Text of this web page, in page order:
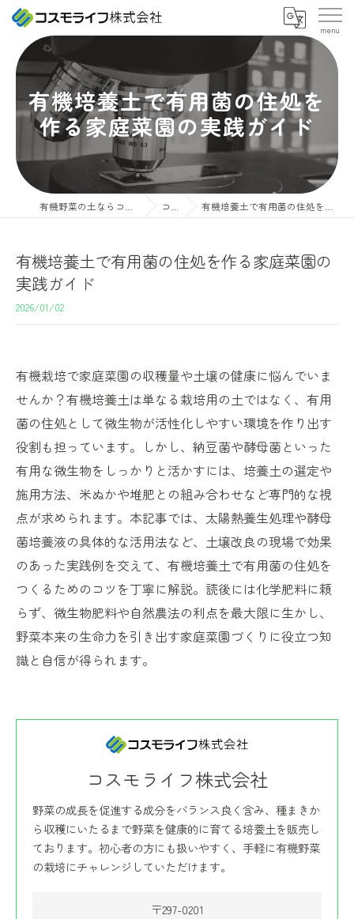
有機培養土で有用菌の住処を
作る家庭菜園の実践ガイド
コラム 有機培養土で有用菌の住処を作る家庭菜園の実践ガイド
有機培養土で有用菌の住処を作る家庭菜園の
実践ガイド
2026/01/02
有機栽培で家庭菜園の収穫量や土壌の健康に悩んでいま
せんか？有機培養土は単なる栽培用の土ではなく、有用
菌の住処として微生物が活性化しやすい環境を作り出す
役割も担っています。しかし、納豆菌や酵母菌といった
有用な微生物をしっかりと活かすには、培養土の選定や
施用方法、米ぬかや堆肥との組み合わせなど専門的な視
点が求められます。本記事では、太陽熱養生処理や酵母
菌培養液の具体的な活用法など、土壌改良の現場で効果
のあった実践例を交えて、有機培養土で有用菌の住処を
つくるためのコツを丁寧に解説。読後には化学肥料に頼
らず、微生物肥料や自然農法の利点を最大限に生かし、
野菜本来の生命力を引き出す家庭菜園づくりに役立つ知
識と自信が得られます。
コスモライフ株式会社
野菜の成長を促進する成分をバランス良く含み、種まきか
ら収穫にいたるまで野菜を健康的に育てる培養土を販売し
ております。初心者の方にも扱いやすく、手軽に有機野菜
の栽培にチャレンジしていただけます。
〒297-0201